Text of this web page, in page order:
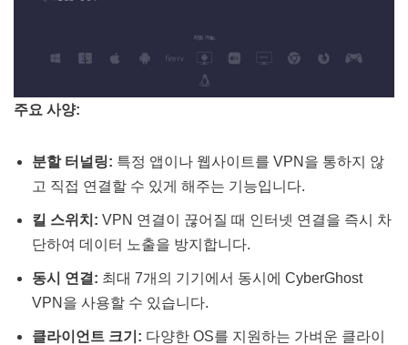
주요 사양:
분할 터널링: 특정 앱이나 웹사이트를 VPN을 통하지 않
고 직접 연결할 수 있게 해주는 기능입니다.
킬 스위치: VPN 연결이 끊어질 때 인터넷 연결을 즉시 차
단하여 데이터 노출을 방지합니다​​.
동시 연결: 최대 7개의 기기에서 동시에 CyberGhost
VPN을 사용할 수 있습니다​​.
클라이언트 크기: 다양한 OS를 지원하는 가벼운 클라이